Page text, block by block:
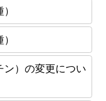
）の変更につい